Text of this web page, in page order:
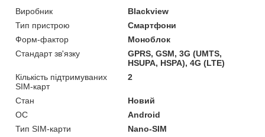
Виробник
Blackview
Тип пристрою
Смартфони
Форм-фактор
Моноблок
Стандарт зв'язку
GPRS, GSM, 3G (UMTS,
HSUPA, HSPA), 4G (LTE)
Кількість підтримуваних
SIM-карт
2
Стан
Новий
ОС
Android
Тип SIM-карти
Nano-SIM